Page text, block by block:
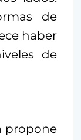
de
haber
de
propone